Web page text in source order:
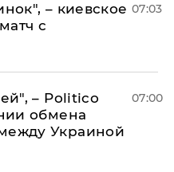
– киевское
с
07:03
– Politico
обмена
Украиной
07:00